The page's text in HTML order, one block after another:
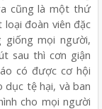
cũng là một thứ
đoàn viên đặc
mọi người,
sau thì cơn giận
có được cơ hội
tệ hại, và ban
cho mọi người